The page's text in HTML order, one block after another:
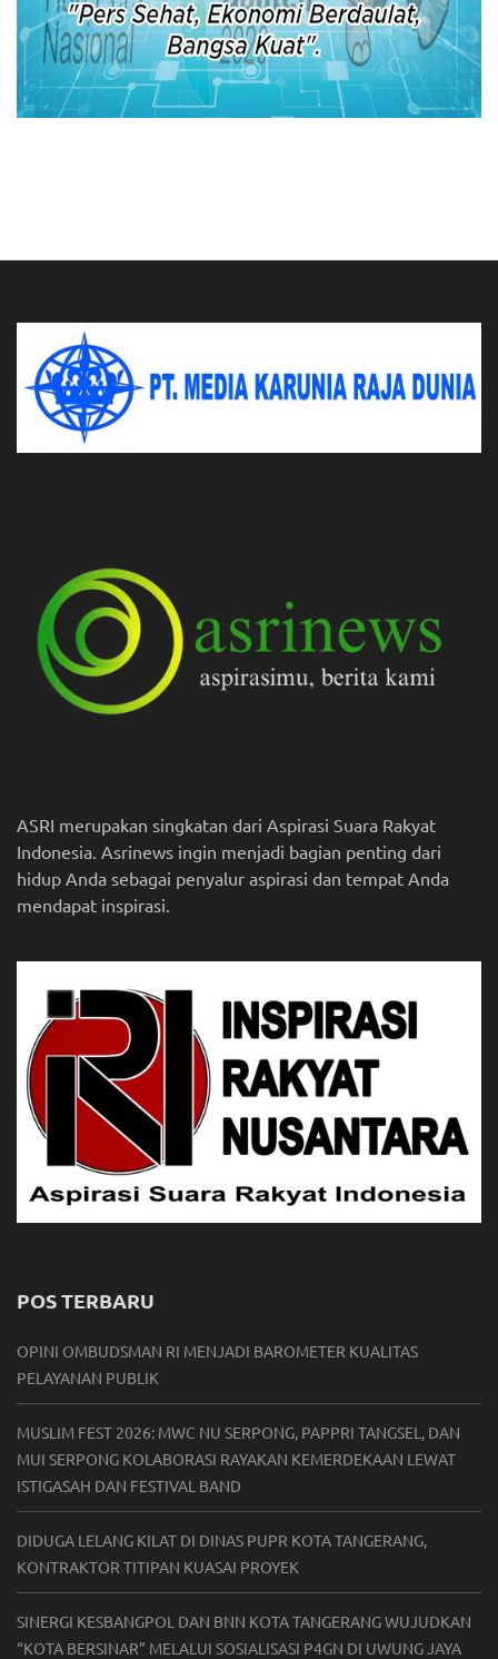
ASRI merupakan singkatan dari Aspirasi Suara Rakyat
Indonesia. Asrinews ingin menjadi bagian penting dari
hidup Anda sebagai penyalur aspirasi dan tempat Anda
mendapat inspirasi.
POS TERBARU
OPINI OMBUDSMAN RI MENJADI BAROMETER KUALITAS
PELAYANAN PUBLIK
MUSLIM FEST 2026: MWC NU SERPONG, PAPPRI TANGSEL, DAN
MUI SERPONG KOLABORASI RAYAKAN KEMERDEKAAN LEWAT
ISTIGASAH DAN FESTIVAL BAND
DIDUGA LELANG KILAT DI DINAS PUPR KOTA TANGERANG,
KONTRAKTOR TITIPAN KUASAI PROYEK
SINERGI KESBANGPOL DAN BNN KOTA TANGERANG WUJUDKAN
“KOTA BERSINAR” MELALUI SOSIALISASI P4GN DI UWUNG JAYA